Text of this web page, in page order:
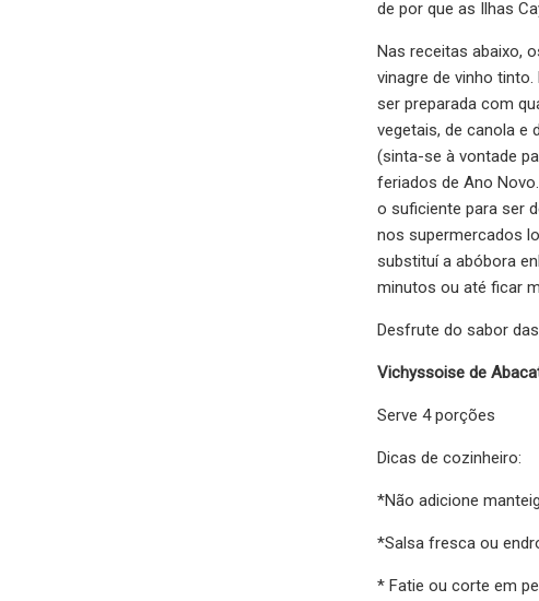
de por que as Ilhas
Nas receitas abaixo,
vinagre de vinho
ser preparada com
vegetais, de canola e
(sinta-se à vontade
feriados de Ano
o suficiente para ser
nos supermercados
substituí a abóbora
minutos ou até ficar
Desfrute do sabor
Vichyssoise de
Serve 4 porções
Dicas de cozinheiro:
*Não adicione
*Salsa fresca ou
* Fatie ou corte em